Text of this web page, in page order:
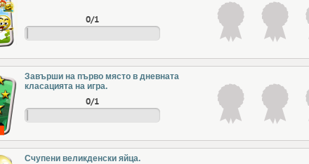
0/1
Завърши на първо място в дневната
класацията на игра.
0/1
Счупени великденски яйца.